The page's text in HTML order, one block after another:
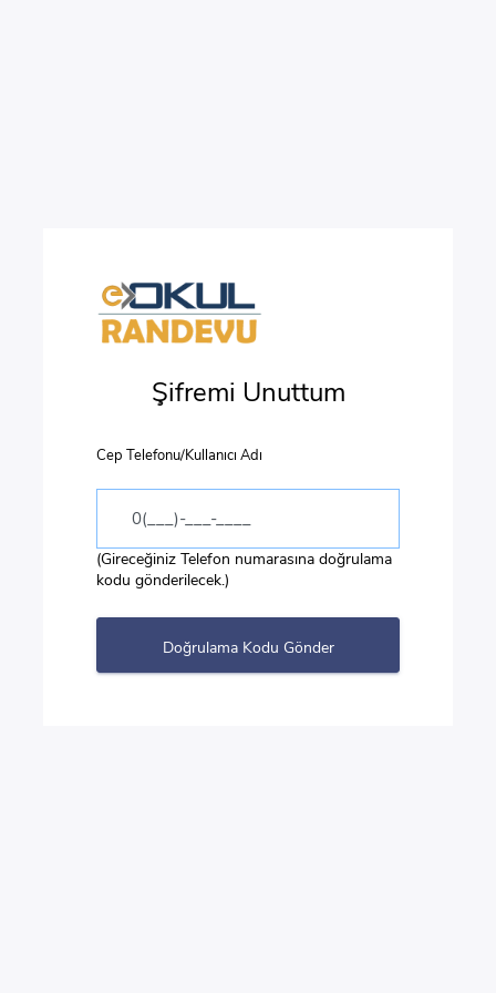
Şifremi Unuttum
Cep Telefonu/Kullanıcı Adı
(Gireceğiniz Telefon numarasına doğrulama
kodu gönderilecek.)
Doğrulama Kodu Gönder